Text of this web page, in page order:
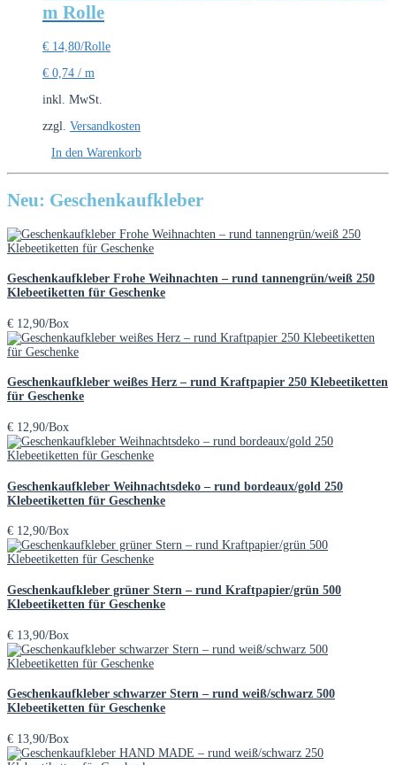
m Rolle
€ 14,80/Rolle
€ 0,74 / m
inkl. MwSt.
zzgl. Versandkosten
In den Warenkorb
Neu: Geschenkaufkleber
Geschenkaufkleber Frohe Weihnachten – rund tannengrün/weiß 250
Klebeetiketten für Geschenke
€ 12,90/Box
Geschenkaufkleber weißes Herz – rund Kraftpapier 250 Klebeetiketten
für Geschenke
€ 12,90/Box
Geschenkaufkleber Weihnachtsdeko – rund bordeaux/gold 250
Klebeetiketten für Geschenke
€ 12,90/Box
Geschenkaufkleber grüner Stern – rund Kraftpapier/grün 500
Klebeetiketten für Geschenke
€ 13,90/Box
Geschenkaufkleber schwarzer Stern – rund weiß/schwarz 500
Klebeetiketten für Geschenke
€ 13,90/Box